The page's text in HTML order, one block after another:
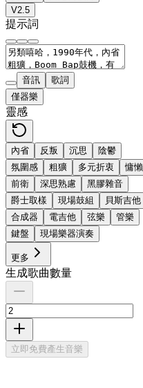
V2.5
提示詞
音訊
歌詞
僅器樂
靈感
內省 反叛 沉思
陰鬱
氛圍感
粗獷 多元折衷
慵懶
前衛
深思熟慮
黑膠雜音
爵士取樣
現場鼓組
貝斯吉他
合成器
電吉他 弦樂
管樂
鍵盤
現場樂器演奏
更多
生成歌曲數量
立即免費產生音樂